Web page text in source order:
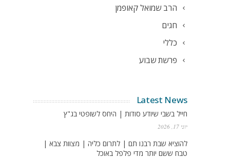
הרב שמואל קאופמן
חגים
כללי
פרשת שבוע
Latest News
חייל בשבי שיודע סודות | היחס לשופטי בג"ץ
יוני 17, 2026
להוציא שבת רבנו תם | לתרום כליה | מצוות צבא |
טבח ששם יותר מדי פלפל באוכל